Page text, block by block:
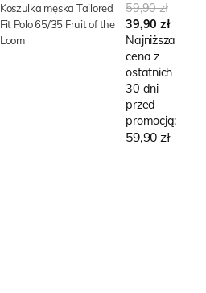
Koszulka męska Tailored
Fit Polo 65/35 Fruit of the
Loom
59,90 zł
39,90 zł
Najniższa
cena z
ostatnich
30 dni
przed
promocją:
59,90 zł